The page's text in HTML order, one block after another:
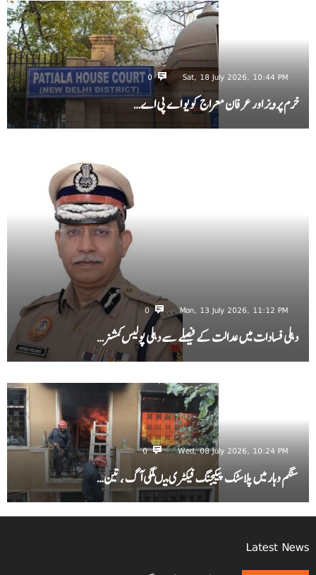
Sat, 18 July 2026, 10:44 PM
0
خرم پرویز اور عرفان معراج کو یو اے پی اے…
Mon, 13 July 2026, 11:12 PM
0
دہلی فسادات میں عدالت کے فیصلے سے دہلی پولیس کمشنر…
Wed, 08 July 2026, 10:24 PM
0
سنگم وہار میں پلاسٹک پیکیجنگ فیکٹری میںلگی آگ ، تین…
Latest News